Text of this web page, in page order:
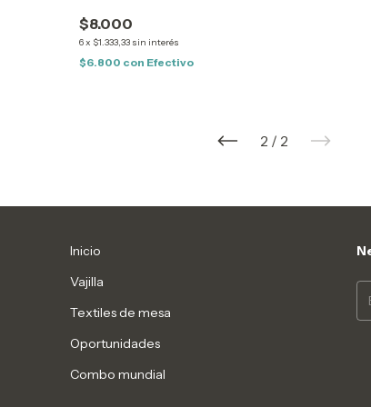
$8.000
6x $1.333,33 sin interés
$6.800 con Efectivo
2 / 2
Inicio
Vajilla
Textiles de mesa
Oportunidades
Combo mundial